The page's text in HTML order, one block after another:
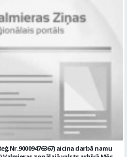
pieteikumu pārvaldību un
datortehnikas lietotāju atbalstu
risināšanu; uzstādīt, konfigurēt,
iestāžu datortehniku,
novērst kļūmes to darbībā;
sniedzēju darbu izpildi Pašvaldības
sagatavot priekšlikumus par
ir: vismaz vidējā
tehnoloģiju jomā; darba
saistītā jomā); izpratne par
uzbūvi un problēmu risināšanas
uzbūvi, tīkla iekārtu darbības
atbilstoši Valsts valodas likuma
organizatoriskās un saskarsmes
prasme patstāvīgi pieņemt
augsta atbildības sajūta; precizitāte;
pašiniciatīva un spēja meklēt